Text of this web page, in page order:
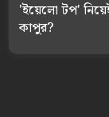
'ইয়েলো টপ'
কাপুর?